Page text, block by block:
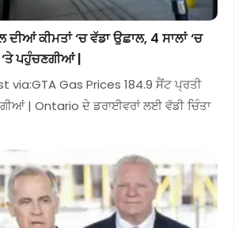
ਦੀਆਂ ਕੀਮਤਾਂ ‘ਚ ਵੱਡਾ ਉਛਾਲ, 4 ਸਾਲਾਂ ‘ਚ
ਪਹੁੰਚਣਗੀਆਂ |
via:GTA Gas Prices 184.9 ਸੈਂਟ ਪ੍ਰਤੀ
| Ontario ਦੇ ਡਰਾਈਵਰਾਂ ਲਈ ਵੱਡੀ ਚਿੰਤਾ